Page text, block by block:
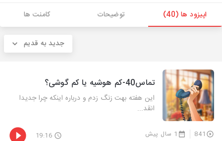
اپیزود ها (40)
توضیحات کامنت ها
جدید به قدیم
تماس40-کم هوشیه یا کم گوشی؟
این هفته بهت زنگ زدم و درباره اینکه چرا جدیدا
انقد...
841 1 سال پیش 19:16